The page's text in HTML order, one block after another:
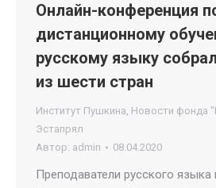
Онлайн-конференция
дистанционному
русскому языку
из шести стран
Институт Пушкина, Новости фонда
Эстапрял
Автор: admin 08.04.2020
Преподаватели русского